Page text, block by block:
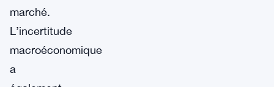
marché.
L’incertitude
macroéconomique
a